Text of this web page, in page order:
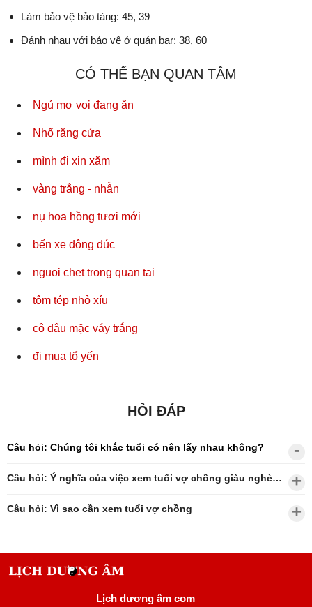
Làm bảo vệ bảo tàng: 45, 39
Đánh nhau với bảo vệ ở quán bar: 38, 60
CÓ THỂ BẠN QUAN TÂM
Ngủ mơ voi đang ăn
Nhổ răng cửa
mình đi xin xăm
vàng trắng - nhẫn
nụ hoa hồng tươi mới
bến xe đông đúc
nguoi chet trong quan tai
tôm tép nhỏ xíu
cô dâu mặc váy trắng
đi mua tổ yến
HỎI ĐÁP
Câu hỏi: Chúng tôi khắc tuổi có nên lấy nhau không?
Câu hỏi: Ý nghĩa của việc xem tuổi vợ chồng giàu nghèo?
Câu hỏi: Vì sao cần xem tuổi vợ chồng
Lịch dương âm com